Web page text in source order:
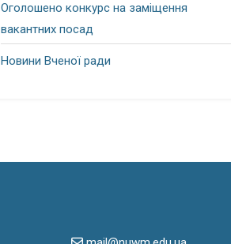
Оголошено конкурс на заміщення
вакантних посад
Новини Вченої ради